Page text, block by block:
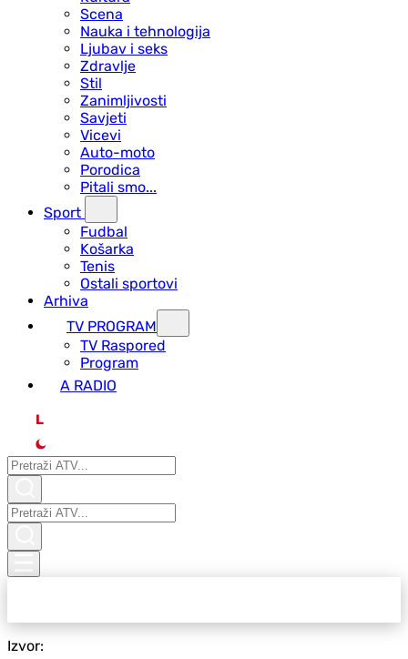
Scena
Nauka i tehnologija
Ljubav i seks
Zdravlje
Stil
Zanimljivosti
Savjeti
Vicevi
Auto-moto
Porodica
Pitali smo...
Sport
Fudbal
Košarka
Tenis
Ostali sportovi
Arhiva
TV PROGRAM
ТV Raspored
Program
A RADIO
L
Izvor: